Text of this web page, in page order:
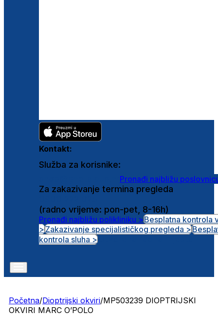
Kontakt:
Služba za korisnike:
Pronađi najbližu
Za zakazivanje termina pregleda
(radno vrijeme: pon-pet, 8-16h)
Pronađi najbližu polikliniku >Besplatna kontrola
>Zakazivanje specijalističkog pregleda >
kontrola sluha >
Početna/Dioptrijski okviri/MP503239 DIOPTRIJSKI
OKVIRI MARC O’POLO